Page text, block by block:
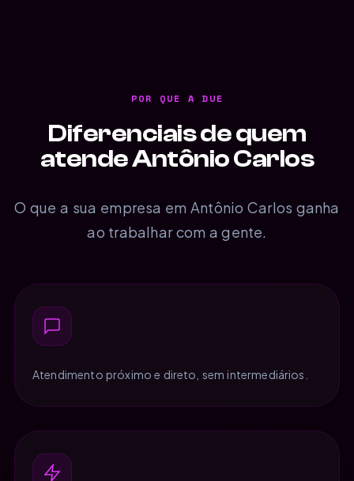
POR QUE A DUE
Diferenciais de quem
atende Antônio Carlos
O que a sua empresa em Antônio Carlos ganha
ao trabalhar com a gente.
Atendimento próximo e direto, sem intermediários.